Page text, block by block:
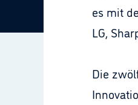
es mit
LG,
Die